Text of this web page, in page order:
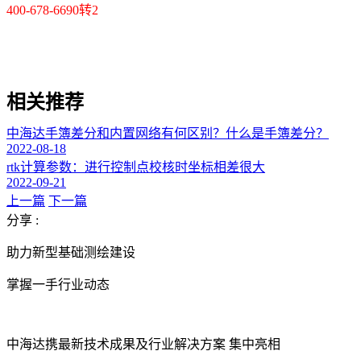
400-678-6690转2
相关推荐
中海达手簿差分和内置网络有何区别？什么是手簿差分？
2022-08-18
rtk计算参数：进行控制点校核时坐标相差很大
2022-09-21
上一篇 下一篇
分享 :
助力新型基础测绘建设
掌握一手行业动态
中海达携最新技术成果及行业解决方案 集中亮相